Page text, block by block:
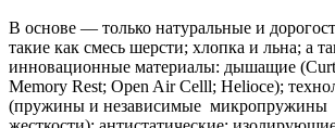
В основе — только натуральные и
такие как смесь шерсти; хлопка и льна; а
инновационные материалы: дышащие
Memory Rest; Open Air Celll; Helioce);
(пружины и независимые микропружины